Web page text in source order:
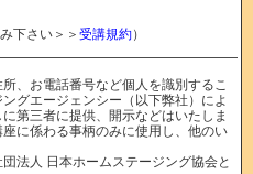
下さい＞＞ 受講規約）
、お電話番号など個人を識別するこ
グエージェンシー（以下弊社）によ
第三者に提供、開示などはいたしま
に係わる事柄のみに使用し、他のい
法人 日本ホームステージング協会と